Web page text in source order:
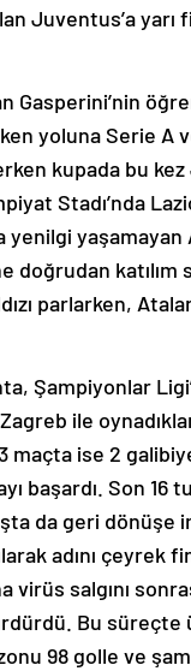
Juventus’a
Gasperini’nin
yoluna Serie A
kupada bu kez
Stadı’nda
yenilgi
doğrudan katılım
parlarken,
Şampiyonlar
ile
maçta ise 2
başardı. Son 16
da geri dönüşe
adını çeyrek
salgını
Bu süreçte
98 golle ve